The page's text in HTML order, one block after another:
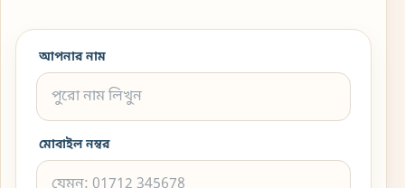
আপনার নাম
মোবাইল নম্বর